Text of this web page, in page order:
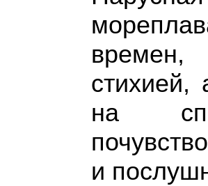
времен,
стихией,
на
и